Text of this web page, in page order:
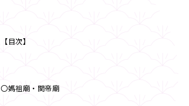
【目次】
〇媽祖廟・関帝廟